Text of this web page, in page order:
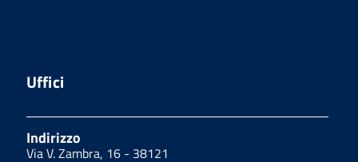
Uffici
Indirizzo
Via V. Zambra, 16 - 38121